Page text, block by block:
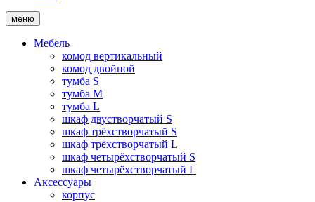
меню
Мебель
комод вертикальный
комод двойной
тумба S
тумба M
тумба L
шкаф двустворчатый S
шкаф трёхстворчатый S
шкаф трёхстворчатый L
шкаф четырёхстворчатый S
шкаф четырёхстворчатый L
Аксессуары
корпус